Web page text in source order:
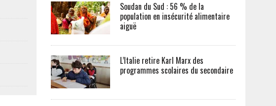
Soudan du Sud : 56 % de la
population en insécurité alimentaire
aiguë
L’Italie retire Karl Marx des
programmes scolaires du secondaire